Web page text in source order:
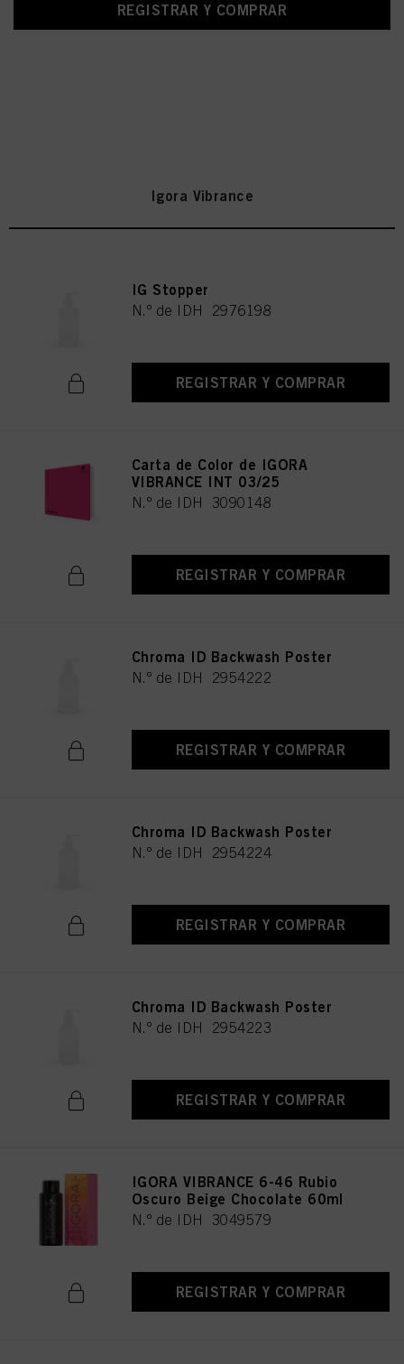
REGISTRAR Y COMPRAR
Igora Vibrance
IG Stopper
N.º de IDH 2976198
REGISTRAR Y COMPRAR
Carta de Color de IGORA
VIBRANCE INT 03/25
N.º de IDH 3090148
REGISTRAR Y COMPRAR
Chroma ID Backwash Poster
N.º de IDH 2954222
REGISTRAR Y COMPRAR
Chroma ID Backwash Poster
N.º de IDH 2954224
REGISTRAR Y COMPRAR
Chroma ID Backwash Poster
N.º de IDH 2954223
REGISTRAR Y COMPRAR
IGORA VIBRANCE 6-46 Rubio
Oscuro Beige Chocolate 60ml
N.º de IDH 3049579
REGISTRAR Y COMPRAR